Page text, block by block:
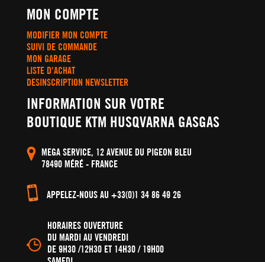
MON COMPTE
MODIFIER MON COMPTE
SUIVI DE COMMANDE
MON GARAGE
LISTE D'ACHAT
DESINSCRIPTION NEWSLETTER
INFORMATION SUR VOTRE
BOUTIQUE KTM HUSQVARNA GASGAS
MEGA SERVICE, 12 AVENUE DU PIGEON BLEU
78490 MÉRÉ - FRANCE
APPELEZ-NOUS AU +33(0)1 34 86 49 26
HORAIRES OUVERTURE
DU MARDI AU VENDREDI
DE 9H30 /12H30 ET 14H30 / 19H00